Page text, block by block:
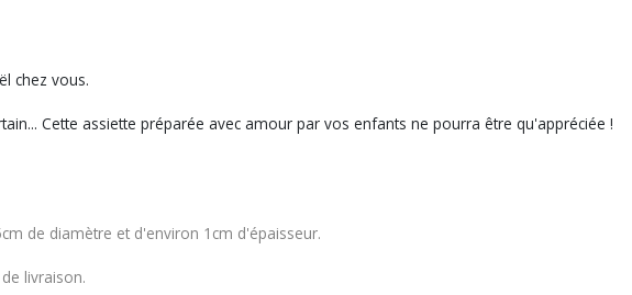
chez vous.
Cette assiette préparée avec amour par vos enfants ne pourra être qu'appréciée !
de diamètre et d'environ 1cm d'épaisseur.
livraison.